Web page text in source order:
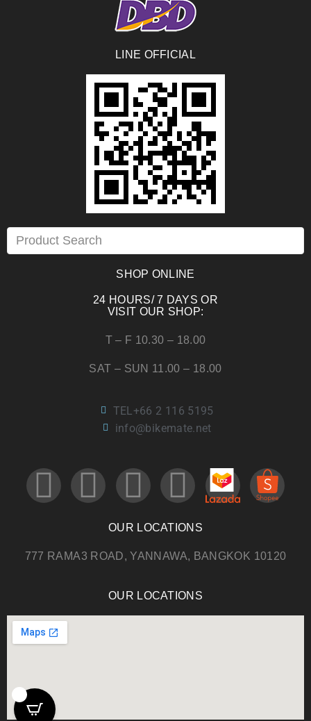
LINE OFFICIAL
SHOP ONLINE
24 HOURS/ 7 DAYS OR
VISIT OUR SHOP:
T – F 10.30 – 18.00
SAT – SUN 11.00 – 18.00
TEL+66 2 116 5195
info@bikemate.net
OUR LOCATIONS
777 RAMA3 ROAD, YANNAWA, BANGKOK 10120
OUR LOCATIONS